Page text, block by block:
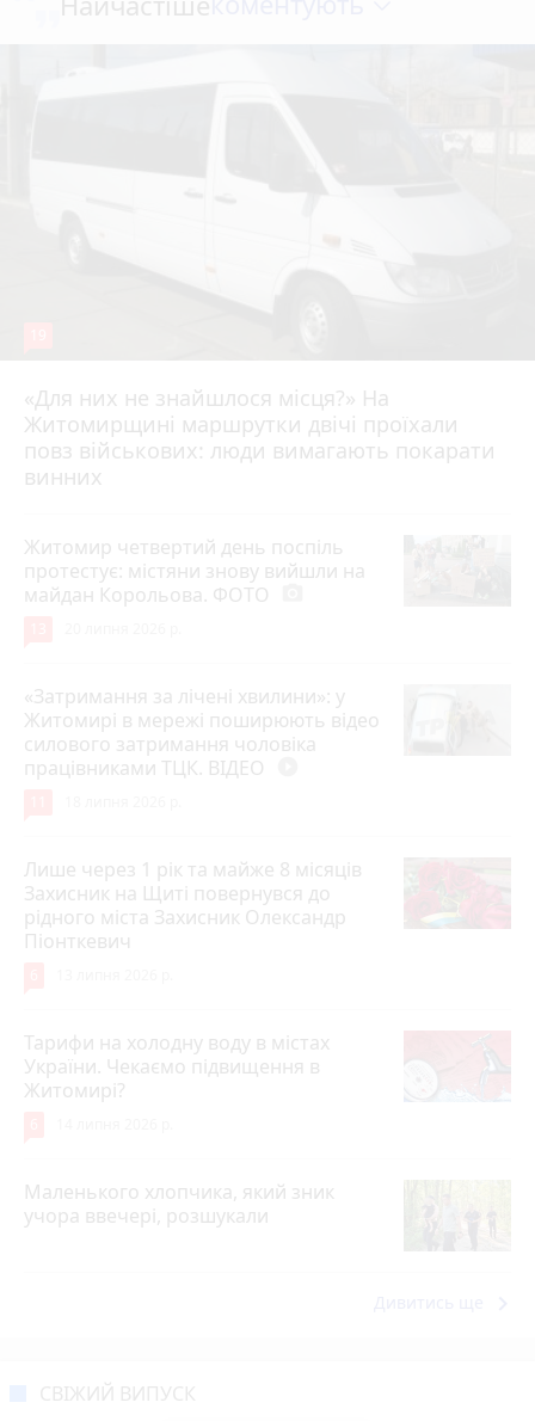
«Для них не знайшлося місця?» На
Житомирщині маршрутки двічі проїхали
повз військових: люди вимагають покарати
винних
17 липня 2026 р.
Житомир четвертий день поспіль
протестує: містяни знову вийшли на
майдан Корольова. ФОТО
«Затримання за лічені хвилини»: у
Житомирі в мережі поширюють відео
силового затримання чоловіка
працівниками ТЦК. ВІДЕО
Лише через 1 рік та майже 8 місяців
Захисник на Щиті повернувся до
рідного міста Захисник Олександр
Піонткевич
Тарифи на холодну воду в містах
України. Чекаємо підвищення в
Житомирі?
Маленького хлопчика, який зник
учора ввечері, розшукали